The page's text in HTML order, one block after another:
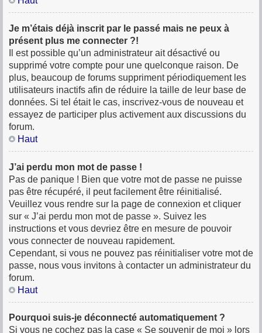
Je m’étais déjà inscrit par le passé mais ne peux à
présent plus me connecter ?!
Il est possible qu’un administrateur ait désactivé ou
supprimé votre compte pour une quelconque raison. De
plus, beaucoup de forums suppriment périodiquement les
utilisateurs inactifs afin de réduire la taille de leur base de
données. Si tel était le cas, inscrivez-vous de nouveau et
essayez de participer plus activement aux discussions du
forum.
Haut
J’ai perdu mon mot de passe !
Pas de panique ! Bien que votre mot de passe ne puisse
pas être récupéré, il peut facilement être réinitialisé.
Veuillez vous rendre sur la page de connexion et cliquer
sur « J’ai perdu mon mot de passe ». Suivez les
instructions et vous devriez être en mesure de pouvoir
vous connecter de nouveau rapidement.
Cependant, si vous ne pouvez pas réinitialiser votre mot de
passe, nous vous invitons à contacter un administrateur du
forum.
Haut
Pourquoi suis-je déconnecté automatiquement ?
Si vous ne cochez pas la case « Se souvenir de moi » lors